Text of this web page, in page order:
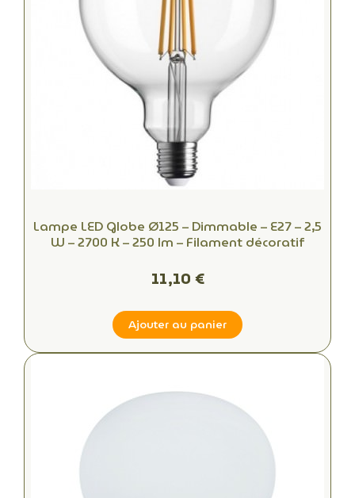
Lampe LED Globe Ø125 – Dimmable – E27 – 2,5
W – 2700 K – 250 lm – Filament décoratif
11,10 €
Ajouter au panier